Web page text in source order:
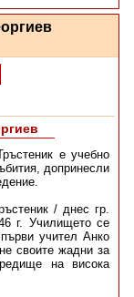
е учебно
допринесли
/ днес гр.
г. Училището се
учител Анко
своите жадни за
на висока